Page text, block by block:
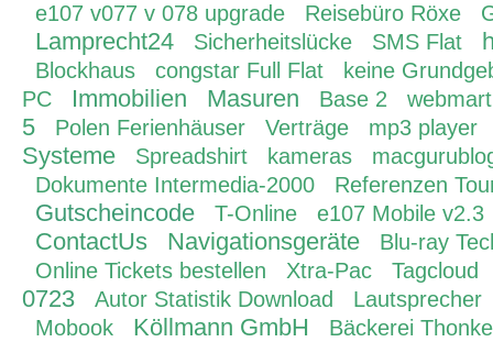
e107 v077 v 078 upgrade
Reisebüro Röxe
Lamprecht24 Sicherheitslücke SMS Flat
Blockhaus congstar Full Flat
keine
PC
Immobilien Masuren Base 2 webmart
5 Polen Ferienhäuser Verträge mp3 player
Systeme Spreadshirt kameras
Dokumente Intermedia-2000
Referenzen
Gutscheincode T-Online e107 Mobile v2.3
ContactUs Navigationsgeräte
Blu-ray
Online Tickets bestellen
Xtra-Pac Tagcloud
0723 Autor Statistik Download
Lautsprecher
Mobook
Köllmann GmbH
Bäckerei Thonke